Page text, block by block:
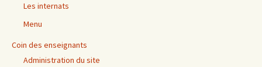
Les internats
Menu
Coin des enseignants
Administration du site